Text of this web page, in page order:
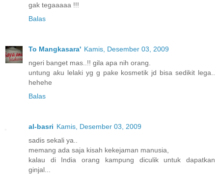
gak tegaaaaa !!!
Balas
To Mangkasara' Kamis, Desember 03, 2009
ngeri banget mas..!! gila apa nih orang.
untung aku lelaki yg g pake kosmetik jd bisa sedikit lega..
hehehe
Balas
al-basri Kamis, Desember 03, 2009
sadis sekali ya..
memang ada saja kisah kekejaman manusia,
kalau di India orang kampung diculik untuk dapatkan
ginjal...